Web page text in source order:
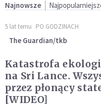
Najnowsze
5 lat temu PO GODZINACH
The Guardian/tkb
Katastrofa
na Sri Lance.
przez płonący
[WIDEO]